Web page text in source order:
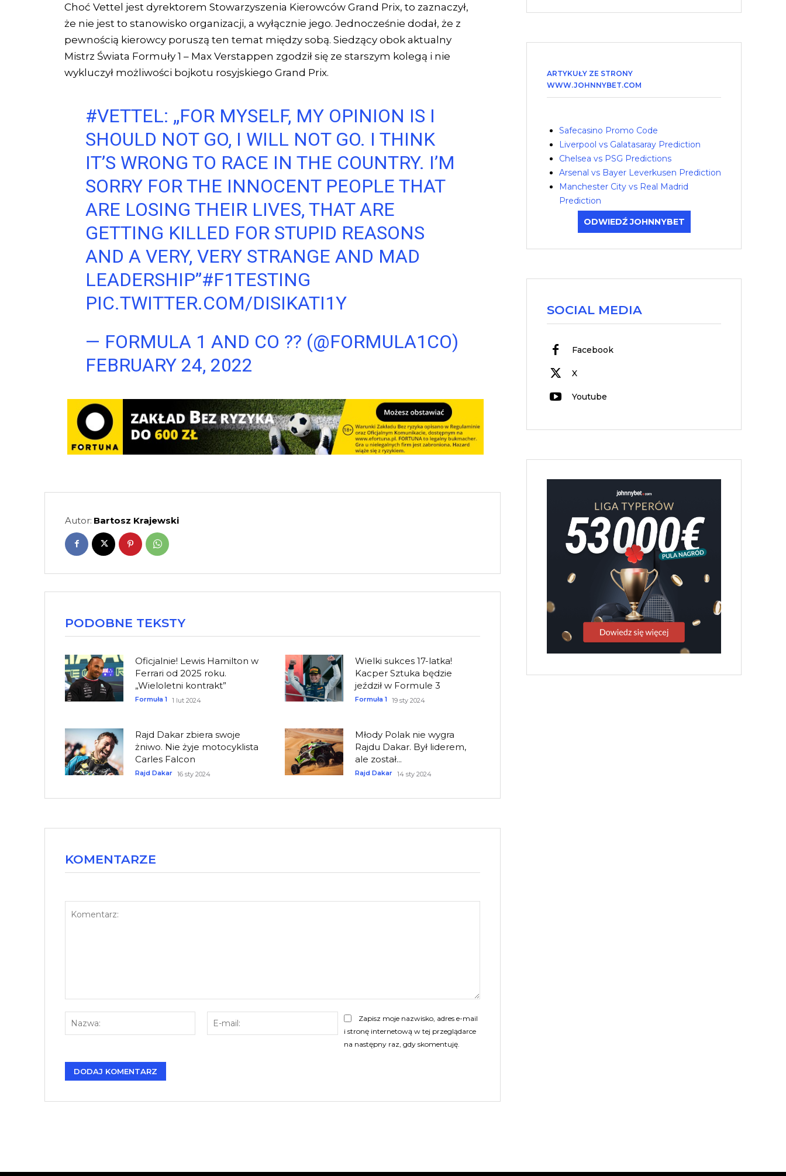
Choć Vettel jest dyrektorem Stowarzyszenia Kierowców Grand Prix, to zaznaczył,
że nie jest to stanowisko organizacji, a wyłącznie jego. Jednocześnie dodał, że z
pewnością kierowcy poruszą ten temat między sobą. Siedzący obok aktualny
Mistrz Świata Formuły 1 – Max Verstappen zgodził się ze starszym kolegą i nie
wykluczył możliwości bojkotu rosyjskiego Grand Prix.
#VETTEL: „FOR MYSELF, MY OPINION IS I
SHOULD NOT GO, I WILL NOT GO. I THINK
IT’S WRONG TO RACE IN THE COUNTRY. I’M
SORRY FOR THE INNOCENT PEOPLE THAT
ARE LOSING THEIR LIVES, THAT ARE
GETTING KILLED FOR STUPID REASONS
AND A VERY, VERY STRANGE AND MAD
LEADERSHIP”#F1TESTING
PIC.TWITTER.COM/DISIKATI1Y
— FORMULA 1 AND CO ?? (@FORMULA1CO)
FEBRUARY 24, 2022
Autor: Bartosz Krajewski
PODOBNE TEKSTY
Oficjalnie! Lewis Hamilton w
Ferrari od 2025 roku.
„Wieloletni kontrakt”
Formuła 1 1 lut 2024
Wielki sukces 17-latka!
Kacper Sztuka będzie
jeździł w Formule 3
Formuła 1 19 sty 2024
Rajd Dakar zbiera swoje
żniwo. Nie żyje motocyklista
Carles Falcon
Rajd Dakar 16 sty 2024
Młody Polak nie wygra
Rajdu Dakar. Był liderem,
ale został...
Rajd Dakar 14 sty 2024
KOMENTARZE
E-
mail:
Zapisz moje nazwisko, adres e-mail
i stronę internetową w tej przeglądarce
na następny raz, gdy skomentuję.
ARTYKUŁY ZE STRONY
WWW.JOHNNYBET.COM
Safecasino Promo Code
Liverpool vs Galatasaray Prediction
Chelsea vs PSG Predictions
Arsenal vs Bayer Leverkusen Prediction
Manchester City vs Real Madrid
Prediction
ODWIEDŹ JOHNNYBET
SOCIAL MEDIA
Facebook
X
Youtube